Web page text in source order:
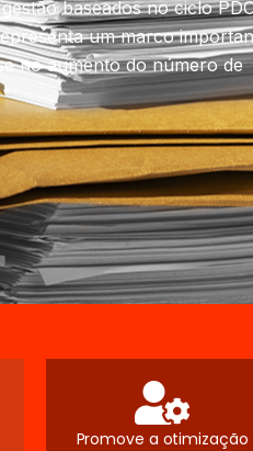
baseados no ciclo
um marco
no aumento do número de
Promove a otimização